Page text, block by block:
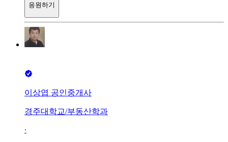
응원하기
이상엽 공인중개사
경주대학교/부동산학과
∙